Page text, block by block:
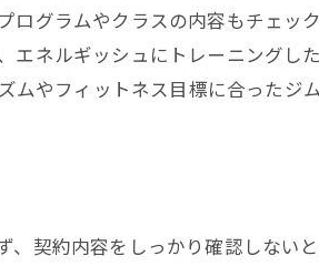
大限に活用するための準備
分に合ったジムかどうかを判断す
スタイルを確認するポイント
格や経験をチェックする方法
ログラムやクラスの内容もチェッ
エネルギッシュにトレーニングし
やフィットネス目標に合ったジ
契約内容をしっかり確認しない